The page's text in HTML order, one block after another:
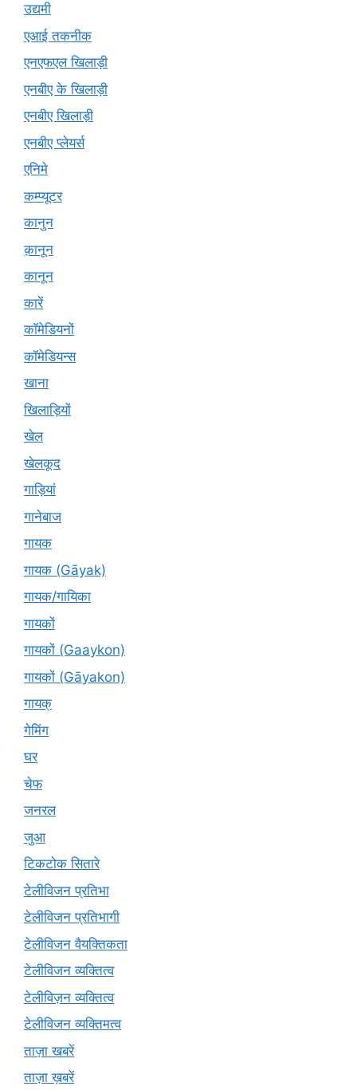
उद्यमी
एआई तकनीक
एनएफएल खिलाड़ी
एनबीए के खिलाड़ी
एनबीए खिलाड़ी
एनबीए प्लेयर्स
एनिमे
कम्प्यूटर
कानुन
क़ानून
कानून
कारें
कॉमेडियनों
कॉमेडियन्स
खाना
खिलाड़ियों
खेल
खेलकूद
गाड़ियां
गानेबाज
गायक
गायक (Gāyak)
गायक/गायिका
गायकों
गायकों (Gaaykon)
गायकों (Gāyakon)
गायक्
गेमिंग
घर
चेफ
जनरल
जुआ
टिकटोक सितारे
टेलीविजन प्रतिभा
टेलीविजन प्रतिभागी
टेलीविजन वैयक्तिकता
टेलीविजन व्यक्तित्व
टेलीविज़न व्यक्तित्व
टेलीविजन व्यक्तिमत्व
ताज़ा खबरें
ताज़ा ख़बरें